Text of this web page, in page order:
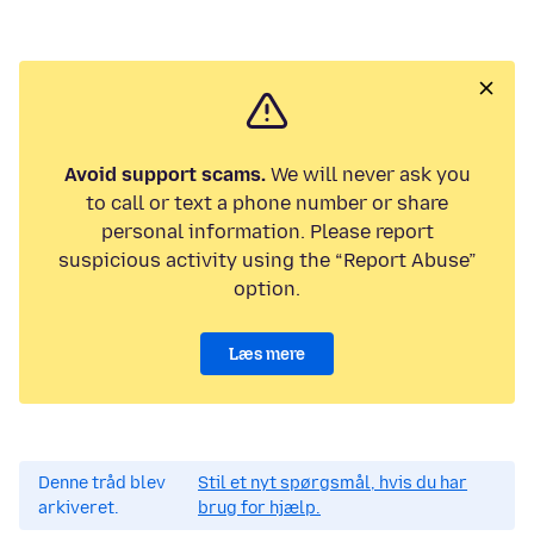
Avoid support scams.We will never ask you
to call or text a phone number or share
personal information. Please report
suspicious activity using the “Report Abuse”
option.
Læs mere
Denne tråd blev
arkiveret.
Stil et nyt spørgsmål, hvis du har
brug for hjælp.